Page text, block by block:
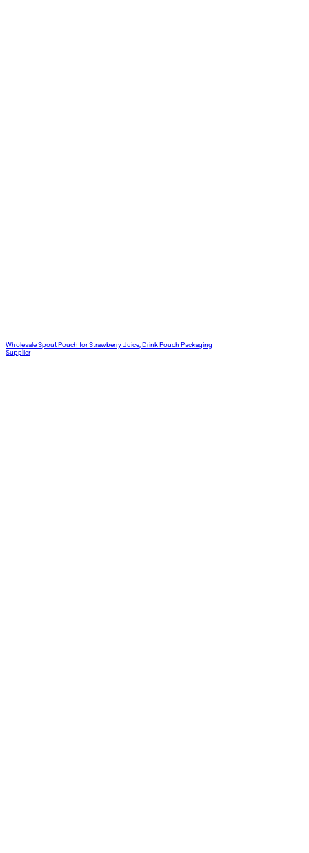
Wholesale Spout Pouch for Strawberry Juice, Drink Pouch Packaging
Supplier